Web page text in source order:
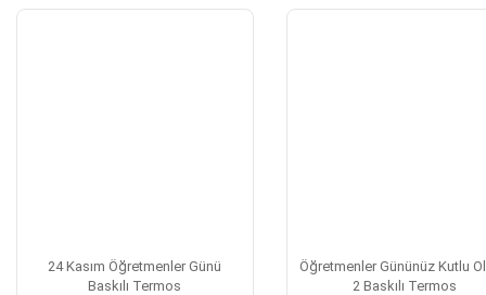
24 Kasım Öğretmenler Günü
Baskılı Termos
Öğretmenler Gününüz Kutlu
2 Baskılı Termos